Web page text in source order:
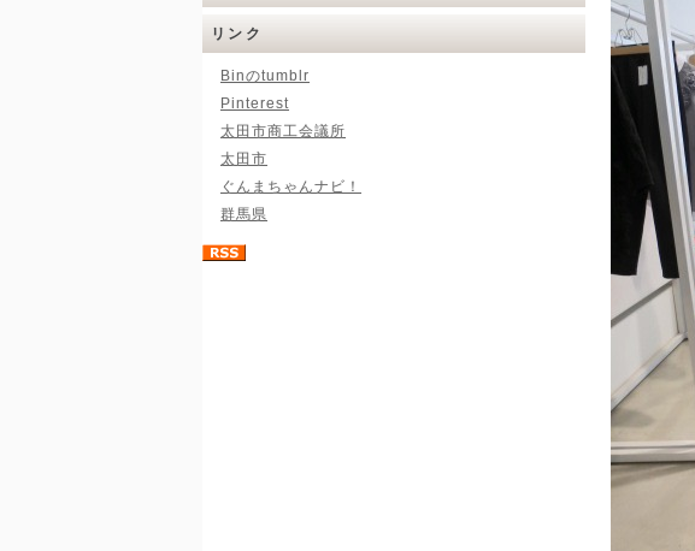
リンク
Binのtumblr
Pinterest
太田市商工会議所
太田市
ぐんまちゃんナビ！
群馬県